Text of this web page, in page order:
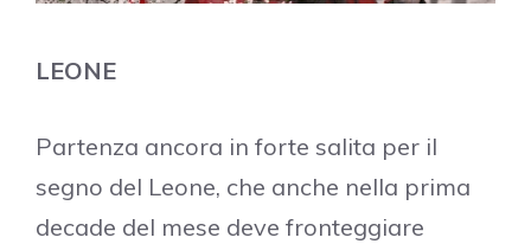
LEONE
Partenza ancora in forte salita per il
segno del Leone, che anche nella prima
decade del mese deve fronteggiare